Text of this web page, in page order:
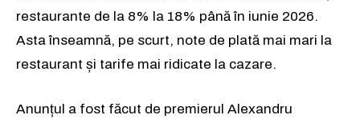
restaurante de la 8% la 18% până în iunie 2026.
Asta înseamnă, pe scurt, note de plată mai mari la
restaurant și tarife mai ridicate la cazare.
Anunțul a fost făcut de premierul Alexandru